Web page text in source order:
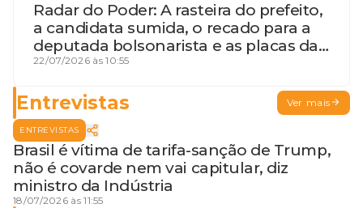
Radar do Poder: A rasteira do prefeito,
a candidata sumida, o recado para a
deputada bolsonarista e as placas da
discórdia
22/07/2026 às 10:55
Entrevistas Ver mais
ENTREVISTAS
Brasil é vítima de tarifa-sanção de Trump,
não é covarde nem vai capitular, diz
ministro da Indústria
18/07/2026 às 11:55